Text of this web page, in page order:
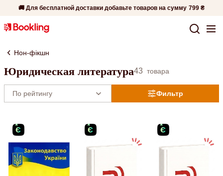
🚚 Для бесплатной доставки добавьте товаров на сумму 799 ₴
Нон-фікшн
Юридическая литература43 товара
Фильтр